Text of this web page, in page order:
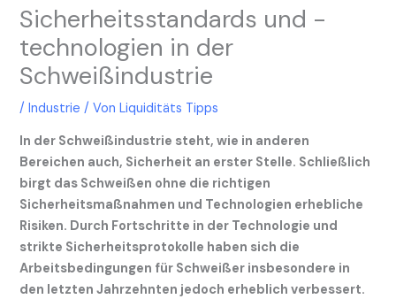
Sicherheitsstandards und -
technologien in der
Schweißindustrie
/Industrie / VonLiquiditäts Tipps
In der Schweißindustrie steht, wie in anderen
Bereichen auch, Sicherheit an erster Stelle. Schließlich
birgt das Schweißen ohne die richtigen
Sicherheitsmaßnahmen und Technologien erhebliche
Risiken. Durch Fortschritte in der Technologie und
strikte Sicherheitsprotokolle haben sich die
Arbeitsbedingungen für Schweißer insbesondere in
den letzten Jahrzehnten jedoch erheblich verbessert.